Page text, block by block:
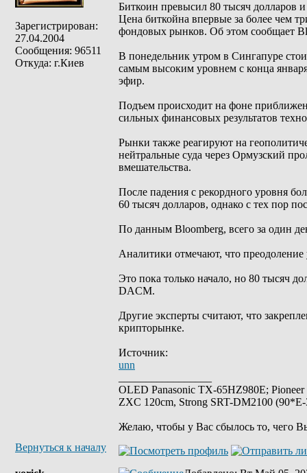
Зарегистрирован:
27.04.2004
Сообщения: 96511
Откуда: г.Киев
Биткоин превысил 80 тысяч долларов
Цена биткойна впервые за более чем
фондовых рынков. Об этом сообщает
В понедельник утром в Сингапуре
самым высоким уровнем с конца
эфир.
Подъем происходит на фоне
сильных финансовых результатов
Рынки также реагируют на
нейтральные суда через Ормузский
вмешательства.
После падения с рекордного уровня
60 тысяч долларов, однако с тех пор
По данным Bloomberg, всего за один
Аналитики отмечают, что преодоление
Это пока только начало, но 80 тысяч
DACM.
Другие эксперты считают, что
крипторынке.
Источник:
unn
OLED Panasonic TX-65HZ980E;
ZXC 120cm, Strong SRT-DM2100
Желаю, чтобы у Вас сбылось то, чего
Вернуться к началу